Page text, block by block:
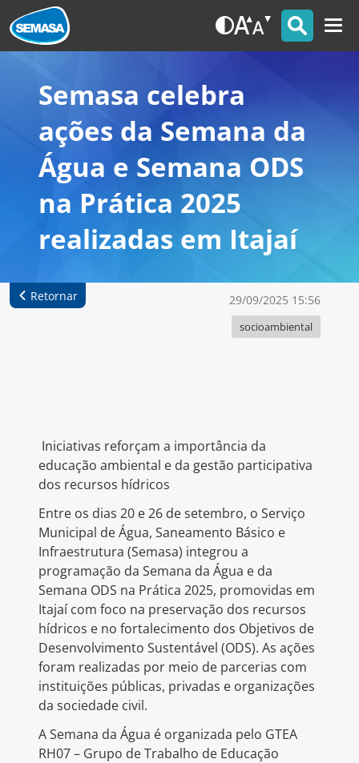
Semasa celebra
ações da Semana da
Água e Semana ODS
na Prática 2025
realizadas em Itajaí
Retornar 29/09/2025 15:56
socioambiental
Iniciativas reforçam a importância da
educação ambiental e da gestão participativa
dos recursos hídricos
Entre os dias 20 e 26 de setembro, o Serviço
Municipal de Água, Saneamento Básico e
Infraestrutura (Semasa) integrou a
programação da Semana da Água e da
Semana ODS na Prática 2025, promovidas em
Itajaí com foco na preservação dos recursos
hídricos e no fortalecimento dos Objetivos de
Desenvolvimento Sustentável (ODS). As ações
foram realizadas por meio de parcerias com
instituições públicas, privadas e organizações
da sociedade civil.
A Semana da Água é organizada pelo GTEA
RH07 – Grupo de Trabalho de Educação